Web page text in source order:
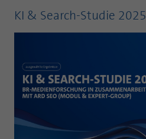
KI & Search-Studie 2025